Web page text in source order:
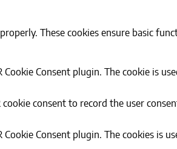
These cookies ensure basic
Cookie Consent plugin. The cookie is
cookie consent to record the user
Cookie Consent plugin. The cookies is